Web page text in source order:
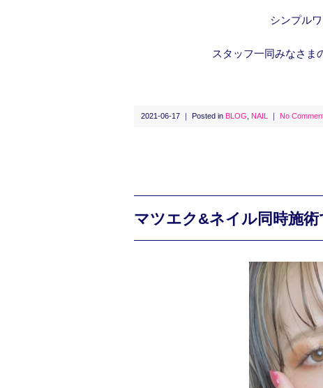
シンプル
スタッフ一同みなさま
2021-06-17 ｜ Posted in BLOG NAIL ｜ No
マツエク&ネイル同時施